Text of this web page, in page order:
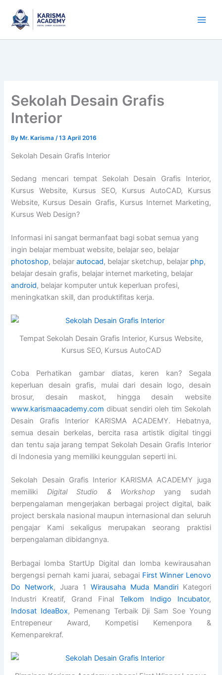
content
Sekolah Desain Grafis
Interior
By Mr. Karisma/13 April 2016
Sekolah Desain Grafis Interior
Sedang mencari tempat Sekolah Desain Grafis Interior,
Kursus Website, Kursus SEO, Kursus AutoCAD, Kursus
Website, Kursus Desain Grafis, Kursus Internet Marketing,
Kursus Web Design?
Informasi ini sangat bermanfaat bagi sobat semua yang
ingin belajar membuat website, belajar seo, belajar
photoshop, belajarautocad, belajar sketchup, belajar php,
belajar desain grafis, belajar internet marketing, belajar
android, belajar komputer untuk keperluan profesi,
meningkatkan skill, dan produktifitas kerja.
Tempat Sekolah Desain Grafis Interior, Kursus Website,
Kursus SEO, Kursus AutoCAD
Coba Perhatikan gambar diatas, keren kan? Segala
keperluan desain grafis, mulai dari desain logo, desain
brosur, desain maskot, hingga desain website
www.karismaacademy.com dibuat sendiri oleh tim Sekolah
Desain Grafis Interior KARISMA ACADEMY. Hebatnya,
semua desain berkelas, bercita rasa artistik digital tinggi
dan tentu saja jarang tempat Sekolah Desain Grafis Interior
di Indonesia yang memiliki keunggulan seperti ini.
Sekolah Desain Grafis Interior KARISMA ACADEMY juga
memiliki Digital Studio & Workshop yang sudah
berpengalaman mengerjakan berbagai project digital, baik
project berskala nasional maupun internasional dan seluruh
pengajar Kami sekaligus merupakan seorang praktisi
berpengalaman dibidangnya.
Berbagai lomba StartUp Digital dan lomba kewirausahan
bergengsi pernah kami juarai, sebagai First Winner Lenovo
Do Network, Juara 1 Wirausaha Muda MandiriKategori
Industri Kreatif, Grand Final Telkom Indigo Incubator,
Indosat IdeaBox, Pemenang Terbaik Dji Sam Soe Young
Entrepeneur Award, Kompetisi Kemenpora &
Kemenparekraf.